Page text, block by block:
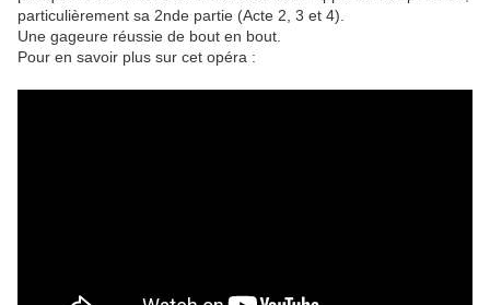
particulièrement sa 2nde partie (Acte 2, 3 et 4).
Une gageure réussie de bout en bout.
Pour en savoir plus sur cet opéra :